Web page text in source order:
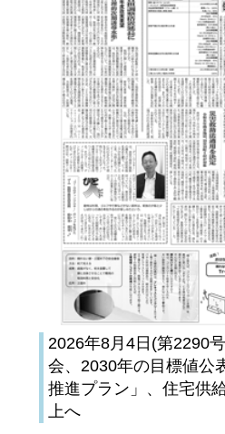
2026年8月4日(第2290
会、2030年の目標値公
推進プラン」、住宅供
上へ